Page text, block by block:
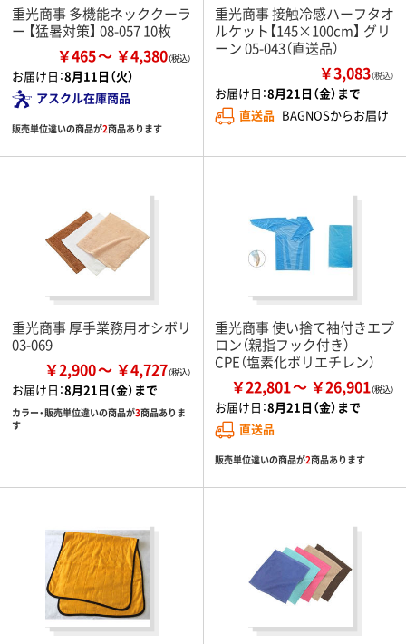
重光商事 多機能ネッククーラ
ー 【猛暑対策】 08-057 10枚
￥465 ￥4,380
お届け日：8月11日（火）
アスクル在庫商品
販売単位違いの商品が2商品あります
重光商事 接触冷感ハーフタオ
ルケット【145×100cm】 グリ
ーン 05-043（直送品）
￥3,083（税込）
お届け日：8月21日（金）まで
直送品 BAGNOSからお届け
重光商事 厚手業務用オシボリ
03-069
￥2,900 ￥4,727
お届け日：8月21日（金）まで
カラー・販売単位違いの商品が3商品ありま
す
重光商事 使い捨て袖付きエプ
ロン（親指フック付き）
CPE（塩素化ポリエチレン）
￥22,801 ￥26,901
お届け日：8月21日（金）まで
直送品
販売単位違いの商品が2商品あります